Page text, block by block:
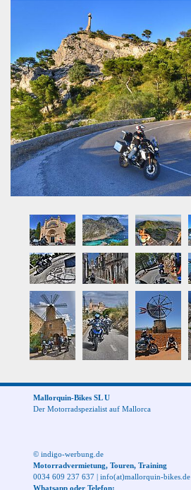
Mallorquin-Bikes SL U
Der Motorradspezialist auf Mallorca
© indigo-werbung.de
Motorradvermietung, Touren, Training
0034 609 237 637 | info(at)mallorquin-bikes.de
Whatsapp oder Telefon: